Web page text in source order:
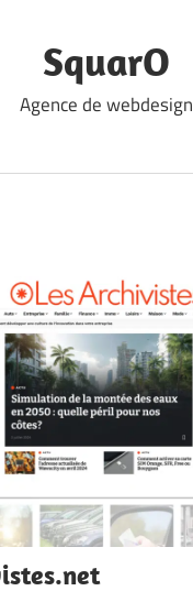
SquarO
Agence de webdesign